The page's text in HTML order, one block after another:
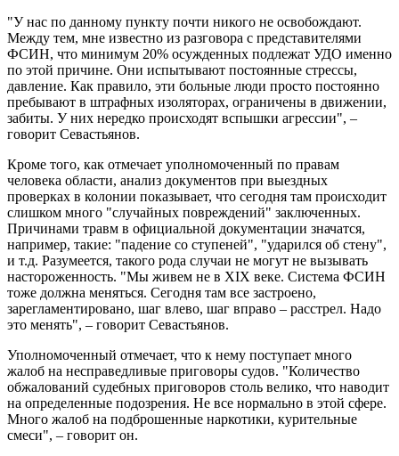
"У нас по данному пункту почти никого не освобождают.
Между тем, мне известно из разговора с представителями
ФСИН, что минимум 20% осужденных подлежат УДО именно
по этой причине. Они испытывают постоянные стрессы,
давление. Как правило, эти больные люди просто постоянно
пребывают в штрафных изоляторах, ограничены в движении,
забиты. У них нередко происходят вспышки агрессии", –
говорит Севастьянов.
Кроме того, как отмечает уполномоченный по правам
человека области, анализ документов при выездных
проверках в колонии показывает, что сегодня там происходит
слишком много "случайных повреждений" заключенных.
Причинами травм в официальной документации значатся,
например, такие: "падение со ступеней", "ударился об стену",
и т.д. Разумеется, такого рода случаи не могут не вызывать
настороженность. "Мы живем не в XIX веке. Система ФСИН
тоже должна меняться. Сегодня там все застроено,
зарегламентировано, шаг влево, шаг вправо – расстрел. Надо
это менять", – говорит Севастьянов.
Уполномоченный отмечает, что к нему поступает много
жалоб на несправедливые приговоры судов. "Количество
обжалований судебных приговоров столь велико, что наводит
на определенные подозрения. Не все нормально в этой сфере.
Много жалоб на подброшенные наркотики, курительные
смеси", – говорит он.